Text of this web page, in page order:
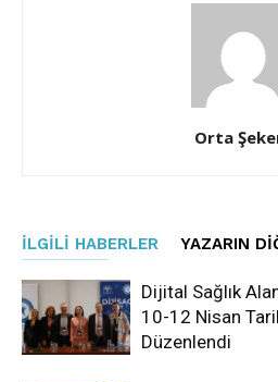
Orta
İLGILI HABERLER YAZARIN
Dijital Sağlık
10-12 Nisan
Düzenlendi